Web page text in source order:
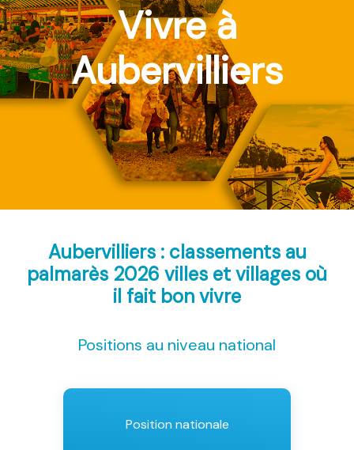
Vivre à
Aubervilliers
Aubervilliers : classements au
palmarès 2026 villes et villages où
il fait bon vivre
Positions au niveau national
Position nationale